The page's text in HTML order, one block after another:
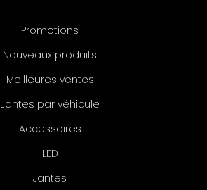
Promotions
Nouveaux produits
Meilleures ventes
Jantes par véhicule
Accessoires
LED
Jantes